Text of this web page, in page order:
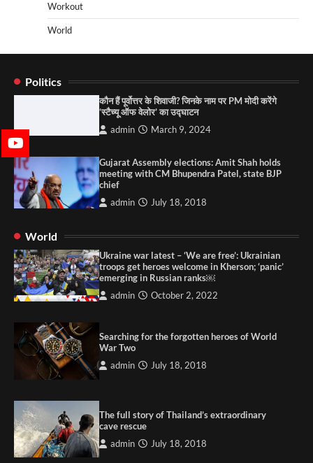
Workout
World
Politics
कौन हैं पूर्वोत्तर के शिवाजी? जिनके नाम पर PM मोदी करेंगे
‘स्टैच्यू ऑफ वेलोर’ का उद्घाटन
admin March 9, 2024
Gujarat Assembly elections: Amit Shah holds
meeting with CM Bhupendra Patel, state BJP
chief
admin July 18, 2018
World
Ukraine war latest – ‘We are free’: Ukrainian
troops get heroes welcome in Kherson; ‘panic’
emerging in Russian ranks￼
admin October 2, 2022
Searching for the forgotten heroes of World
War Two
admin July 18, 2018
The full story of Thailand’s extraordinary
cave rescue
admin July 18, 2018